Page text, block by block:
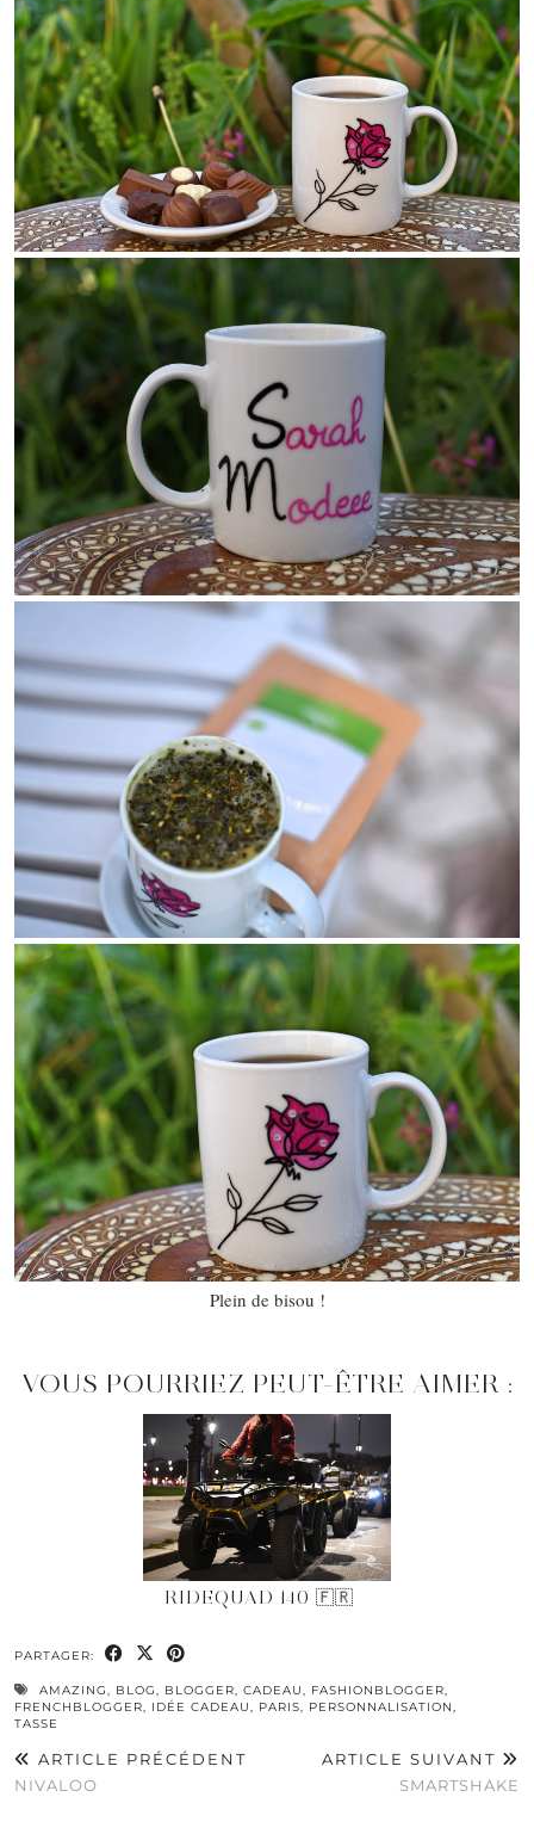
Plein de bisou !
VOUS POURRIEZ PEUT-ÊTRE AIMER :
RIDEQUAD 140 🇫🇷
PARTAGER:
AMAZING, BLOG, BLOGGER, CADEAU, FASHIONBLOGGER,
FRENCHBLOGGER, IDÉE CADEAU, PARIS, PERSONNALISATION,
TASSE
ARTICLE PRÉCÉDENT
NIVALOO
ARTICLE SUIVANT
SMARTSHAKE